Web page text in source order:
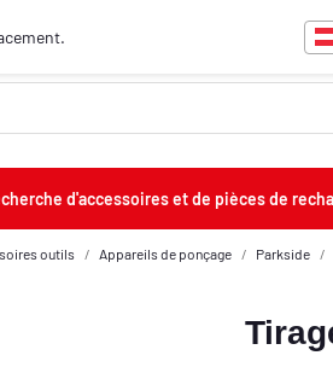
d'accessoires et de pièces de
outils Appareils de ponçage Parkside